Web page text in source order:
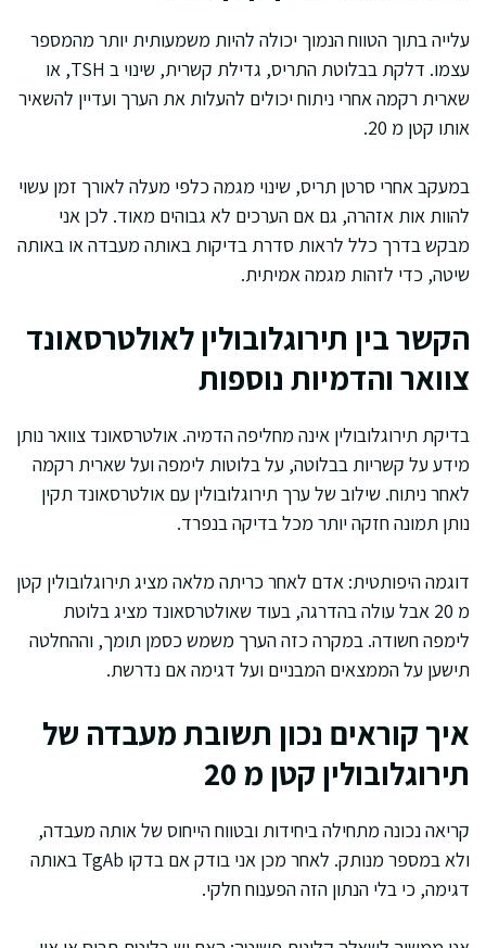
עלייה בתוך הטווח הנמוך יכולה להיות משמעותית יותר מהמספר
עצמו. דלקת בבלוטת התריס, גדילת קשרית, שינוי ב TSH, או
שארית רקמה אחרי ניתוח יכולים להעלות את הערך ועדיין להשאיר
אותו קטן מ 20.
במעקב אחרי סרטן תריס, שינוי מגמה כלפי מעלה לאורך זמן עשוי
להוות אות אזהרה, גם אם הערכים לא גבוהים מאוד. לכן אני
מבקש בדרך כלל לראות סדרת בדיקות באותה מעבדה או באותה
שיטה, כדי לזהות מגמה אמיתית.
הקשר בין תירוגלובולין לאולטרסאונד
צוואר והדמיות נוספות
בדיקת תירוגלובולין אינה מחליפה הדמיה. אולטרסאונד צוואר נותן
מידע על קשריות בבלוטה, על בלוטות לימפה ועל שארית רקמה
לאחר ניתוח. שילוב של ערך תירוגלובולין עם אולטרסאונד תקין
נותן תמונה חזקה יותר מכל בדיקה בנפרד.
דוגמה היפותטית: אדם לאחר כריתה מלאה מציג תירוגלובולין קטן
מ 20 אבל עולה בהדרגה, בעוד שאולטרסאונד מציג בלוטת
לימפה חשודה. במקרה כזה הערך משמש כסמן תומך, וההחלטה
תישען על הממצאים המבניים ועל דגימה אם נדרשת.
איך קוראים נכון תשובת מעבדה של
תירוגלובולין קטן מ 20
קריאה נכונה מתחילה ביחידות ובטווח הייחוס של אותה מעבדה,
ולא במספר מנותק. לאחר מכן אני בודק אם בדקו TgAb באותה
דגימה, כי בלי הנתון הזה הפענוח חלקי.